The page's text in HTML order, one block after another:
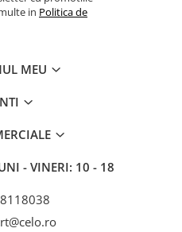
in Politica de
MEU
- VINERI: 10 - 18